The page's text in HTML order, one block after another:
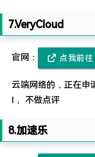
7.VeryCloud
官网： 点我前往
云端网络的，正在
l， 不做点评
8.加速乐